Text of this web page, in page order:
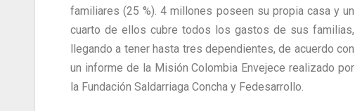
familiares (25 %). 4 millones poseen su propia casa y un
cuarto de ellos cubre todos los gastos de sus familias,
llegando a tener hasta tres dependientes, de acuerdo con
un informe de la Misión Colombia Envejece realizado por
la Fundación Saldarriaga Concha y Fedesarrollo.